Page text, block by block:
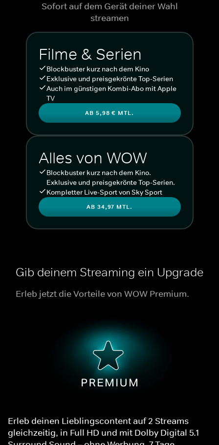
Sofort auf dem Gerät deiner Wahl
streamen
Filme & Serien
Blockbuster kurz nach dem Kino
Exklusive und preisgekrönte Top-Serien
Auch im günstigen Kombi-Abo mit Apple
TV
AB 5,98 € MTL.
Alles von WOW
Blockbuster kurz nach dem Kino.
Exklusive und preisgekrönte Top-Serien.
Kompletter Live-Sport von Sky Sport
AB 34,97 MTL.
Gib deinem Streaming ein Upgrade
Erleb jetzt die Vorteile von WOW Premium.
Erleb deinen Lieblingscontent auf 2 Streams
gleichzeitig, in Full HD und mit Dolby Digital 5.1